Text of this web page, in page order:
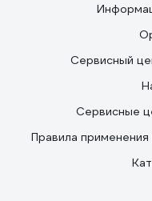
Сервисный
Сервисные
Правила